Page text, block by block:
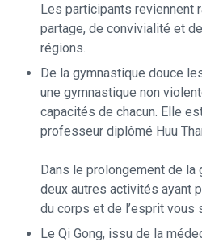
Les participants reviennent
partage, de convivialité et
régions.
De la gymnastique douce
une gymnastique non
capacités de chacun. Elle
professeur diplômé Huu
Dans le prolongement de la
deux autres activités ayant
du corps et de l’esprit vous
Le Qi Gong, issu de la